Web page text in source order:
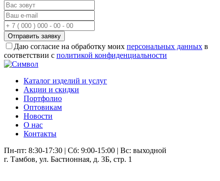
Отправить заявку
Даю согласие на обработку моих персональных данных в
соответствии с политикой конфиденциальности
Каталог изделий и услуг
Акции и скидки
Портфолио
Оптовикам
Новости
О нас
Контакты
Пн-пт: 8:30-17:30 | Сб: 9:00-15:00 | Вс: выходной
г. Тамбов, ул. Бастионная, д. 3Б, стр. 1